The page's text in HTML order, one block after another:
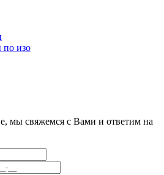
по изо
мы свяжемся с Вами и ответим на